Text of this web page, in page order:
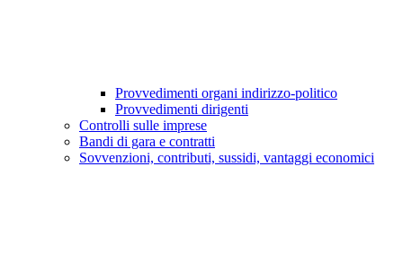
Provvedimenti organi indirizzo-politico
Provvedimenti dirigenti
Controlli sulle imprese
Bandi di gara e contratti
Sovvenzioni, contributi, sussidi, vantaggi economici